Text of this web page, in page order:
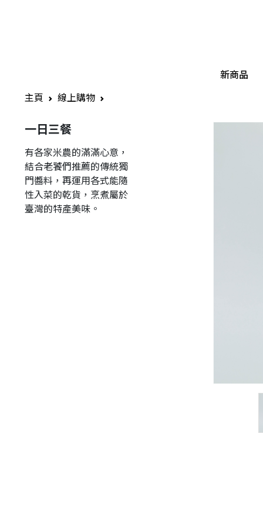
新商品
主頁
線上購物
一日三餐
有各家米農的滿滿心意，
結合老饕們推薦的傳統獨
門醬料，再運用各式能隨
性入菜的乾貨，烹煮屬於
臺灣的特產美味。